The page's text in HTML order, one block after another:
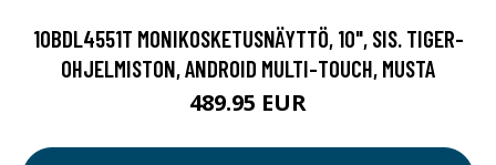
10BDL4551T MONIKOSKETUSNÄYTTÖ, 10", SIS. TIGER-
OHJELMISTON, ANDROID MULTI-TOUCH, MUSTA
489.95 EUR